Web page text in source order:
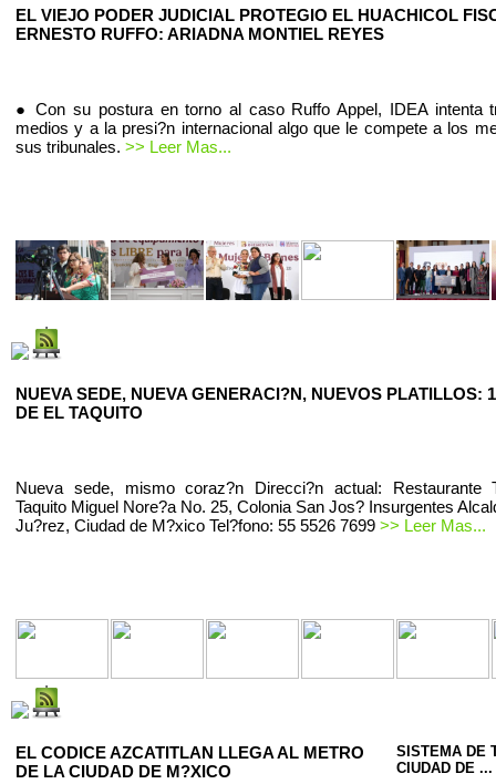
EL VIEJO PODER JUDICIAL PROTEGIO EL HUACHICOL
ERNESTO RUFFO: ARIADNA MONTIEL REYES
● Con su postura en torno al caso Ruffo Appel, IDEA intenta
medios y a la presi?n internacional algo que le compete a los
sus tribunales. >> Leer Mas...
NUEVA SEDE, NUEVA GENERACI?N, NUEVOS PLATILLOS:
DE EL TAQUITO
Nueva sede, mismo coraz?n Direcci?n actual: Restaurante
Taquito Miguel Nore?a No. 25, Colonia San Jos? Insurgentes
Ju?rez, Ciudad de M?xico Tel?fono: 55 5526 7699 >> Leer Mas...
EL CODICE AZCATITLAN LLEGA AL METRO
DE LA CIUDAD DE M?XICO
SISTEMA DE
CIUDAD DE ...